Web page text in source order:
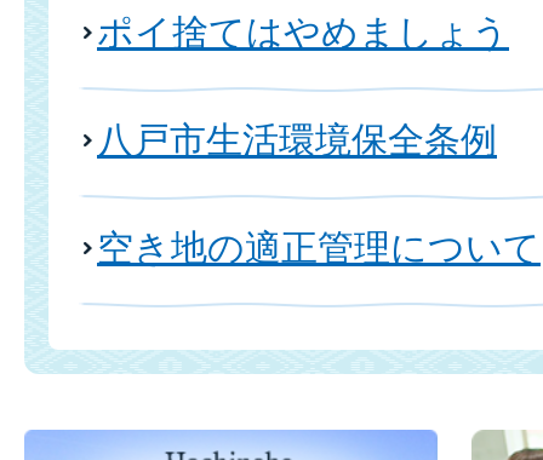
ポイ捨てはやめましょう
八戸市生活環境保全条例
空き地の適正管理について